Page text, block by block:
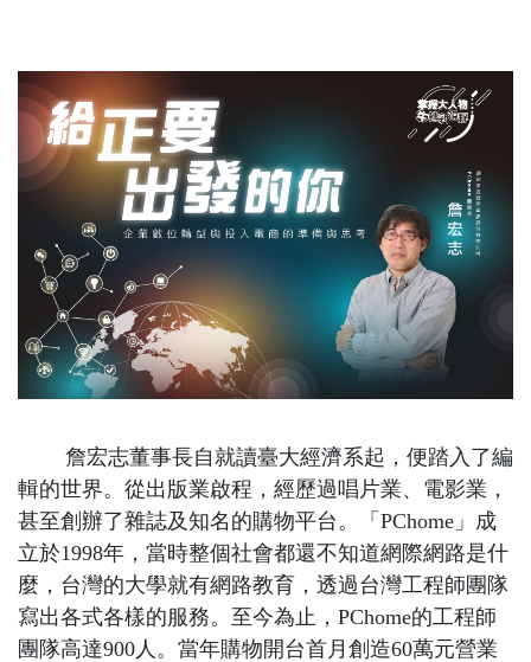
詹宏志董事長自就讀臺大經濟系起，便踏入了編
輯的世界。從出版業啟程，經歷過唱片業、電影業，
甚至創辦了雜誌及知名的購物平台。「 PChome 」成
立於1998年，當時整個社會都還不知道網際網路是什
麼，台灣的大學就有網路教育，透過台灣工程師團隊
寫出各式各樣的服務。至今為止， PChome的工程師
團隊高達900 人。當年購物開台首月創造60萬元營業